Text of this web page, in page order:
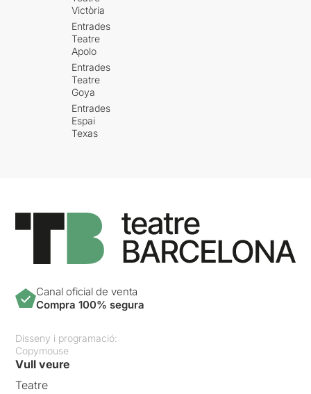
Victòria
Entrades
Teatre
Apolo
Entrades
Teatre
Goya
Entrades
Espai
Texas
Canal oficial de venta
Compra 100% segura
Disseny i programació:
Copymouse
Vull veure
Teatre